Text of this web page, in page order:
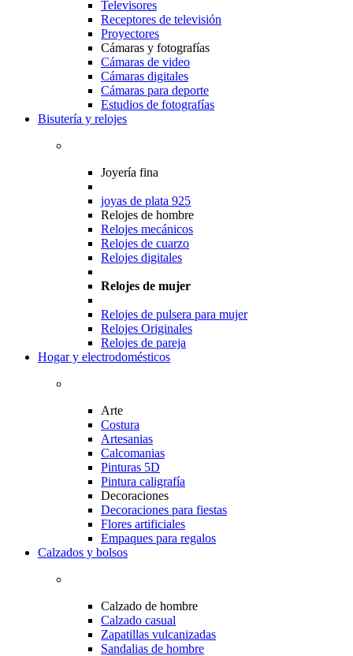
Televisores
Receptores de televisión
Proyectores
Cámaras y fotografías
Cámaras de video
Cámaras digitales
Cámaras para deporte
Estudios de fotografías
Bisutería y relojes
Joyería fina
joyas de plata 925
Relojes de hombre
Relojes mecánicos
Relojes de cuarzo
Relojes digitales
Relojes de mujer
Relojes de pulsera para mujer
Relojes Originales
Relojes de pareja
Hogar y electrodomésticos
Arte
Costura
Artesanias
Calcomanias
Pinturas 5D
Pintura caligrafía
Decoraciones
Decoraciones para fiestas
Flores artificiales
Empaques para regalos
Calzados y bolsos
Calzado de hombre
Calzado casual
Zapatillas vulcanizadas
Sandalias de hombre